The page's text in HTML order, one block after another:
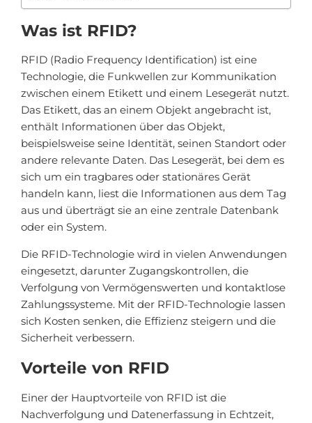
Was ist RFID?
RFID (Radio Frequency Identification) ist eine
Technologie, die Funkwellen zur Kommunikation
zwischen einem Etikett und einem Lesegerät nutzt.
Das Etikett, das an einem Objekt angebracht ist,
enthält Informationen über das Objekt,
beispielsweise seine Identität, seinen Standort oder
andere relevante Daten. Das Lesegerät, bei dem es
sich um ein tragbares oder stationäres Gerät
handeln kann, liest die Informationen aus dem Tag
aus und überträgt sie an eine zentrale Datenbank
oder ein System.
Die RFID-Technologie wird in vielen Anwendungen
eingesetzt, darunter Zugangskontrollen, die
Verfolgung von Vermögenswerten und kontaktlose
Zahlungssysteme. Mit der RFID-Technologie lassen
sich Kosten senken, die Effizienz steigern und die
Sicherheit verbessern.
Vorteile von RFID
Einer der Hauptvorteile von RFID ist die
Nachverfolgung und Datenerfassung in Echtzeit,